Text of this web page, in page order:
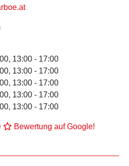
13:00 - 17:00
13:00 - 17:00
13:00 - 17:00
13:00 - 17:00
13:00 - 17:00
Bewertung auf Google!